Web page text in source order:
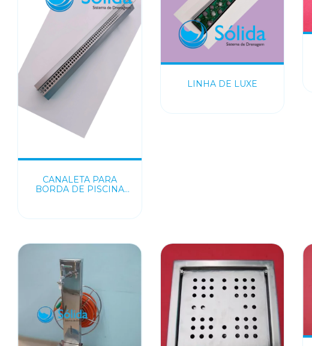
CANALETA PARA
BORDA DE PISCINA
LINHA DE LUXE